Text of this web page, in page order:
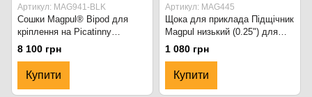
Артикул: MAG941-BLK
Сошки Magpul® Bipod для
кріплення на Picatinny
MAG941-FDE
8 100 грн
Купити
Артикул: MAG445
Щока для приклада Підщічник
Magpul низький (0.25") для
прикладів MOE AK і Zhukov-S
MAG445 Чорний
1 080 грн
Купити